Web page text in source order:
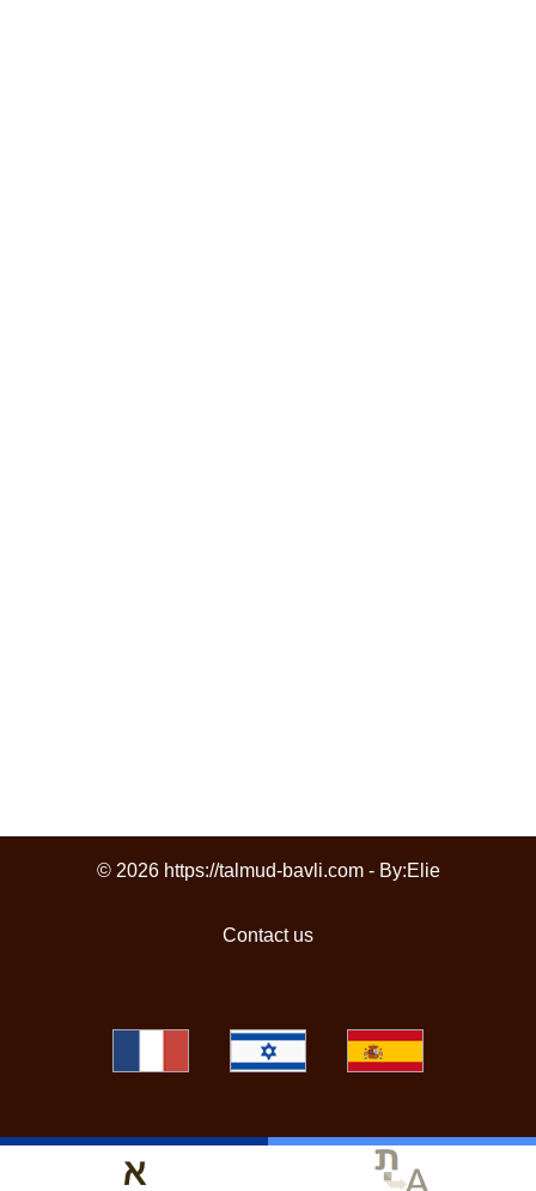
© 2026 https://talmud-bavli.com - By:Elie
Contact us